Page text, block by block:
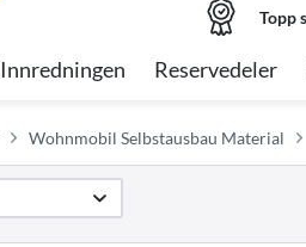
Topp
Innredningen Reservedeler
Wohnmobil Selbstausbau Material